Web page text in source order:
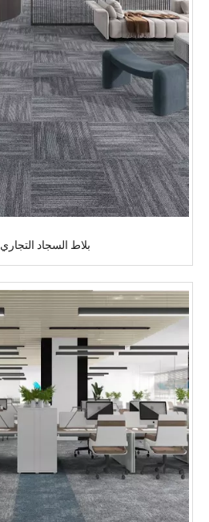
بلاط السجاد التجاري CRI بالجملة بأسعار معقولة